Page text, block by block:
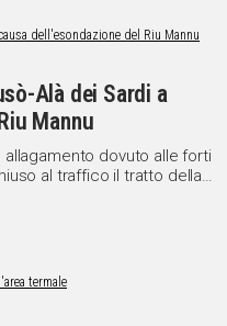
Alà dei Sardi a
Mannu
dovuto alle forti
al traffico il tratto della
Correboi" compreso tra le
di Sassari. Il